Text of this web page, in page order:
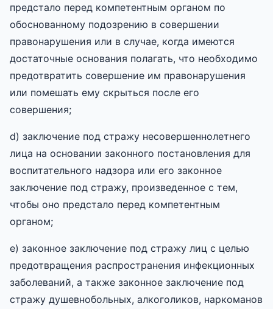
предстало перед компетентным органом по
обоснованному подозрению в совершении
правонарушения или в случае, когда имеются
достаточные основания полагать, что необходимо
предотвратить совершение им правонарушения
или помешать ему скрыться после его
совершения;
d) заключение под стражу несовершеннолетнего
лица на основании законного постановления для
воспитательного надзора или его законное
заключение под стражу, произведенное с тем,
чтобы оно предстало перед компетентным
органом;
e) законное заключение под стражу лиц с целью
предотвращения распространения инфекционных
заболеваний, а также законное заключение под
стражу душевнобольных, алкоголиков, наркоманов